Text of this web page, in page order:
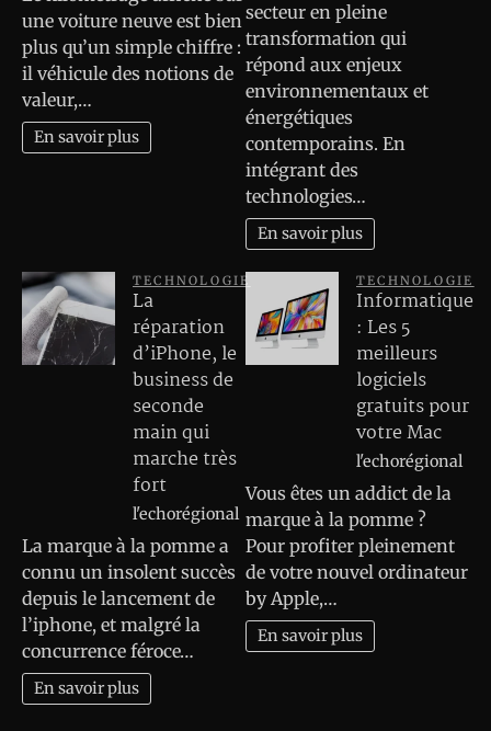
une voiture neuve est bien
plus qu’un simple chiffre :
il véhicule des notions de
valeur,…
En savoir plus
secteur en pleine
transformation qui
répond aux enjeux
environnementaux et
énergétiques
contemporains. En
intégrant des
technologies…
En savoir plus
TECHNOLOGIE
La
réparation
d’iPhone, le
business de
seconde
main qui
marche très
fort
l'echorégional
La marque à la pomme a
connu un insolent succès
depuis le lancement de
l’iphone, et malgré la
concurrence féroce…
En savoir plus
TECHNOLOGIE
Informatique
: Les 5
meilleurs
logiciels
gratuits pour
votre Mac
l'echorégional
Vous êtes un addict de la
marque à la pomme ?
Pour profiter pleinement
de votre nouvel ordinateur
by Apple,…
En savoir plus